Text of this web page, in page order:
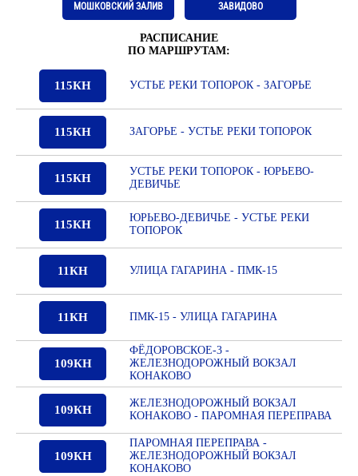
МОШКОВСКИЙ ЗАЛИВ ЗАВИДОВО
РАСПИСАНИЕ
ПО МАРШРУТАМ:
115КН УСТЬЕ РЕКИ ТОПОРОК - ЗАГОРЬЕ
115КН ЗАГОРЬЕ - УСТЬЕ РЕКИ ТОПОРОК
115КН
УСТЬЕ РЕКИ ТОПОРОК - ЮРЬЕВО-
ДЕВИЧЬЕ
115КН
ЮРЬЕВО-ДЕВИЧЬЕ - УСТЬЕ РЕКИ
ТОПОРОК
11КН УЛИЦА ГАГАРИНА - ПМК-15
11КН ПМК-15 - УЛИЦА ГАГАРИНА
109КН
ФЁДОРОВСКОЕ-3 -
ЖЕЛЕЗНОДОРОЖНЫЙ ВОКЗАЛ
КОНАКОВО
109КН
ЖЕЛЕЗНОДОРОЖНЫЙ ВОКЗАЛ
КОНАКОВО - ПАРОМНАЯ ПЕРЕПРАВА
109КН
ПАРОМНАЯ ПЕРЕПРАВА -
ЖЕЛЕЗНОДОРОЖНЫЙ ВОКЗАЛ
КОНАКОВО